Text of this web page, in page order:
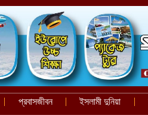
প্রবাসজীবন ইসলামী দুনিয়া